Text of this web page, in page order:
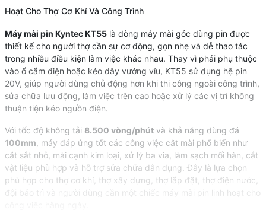
Hoạt Cho Thợ Cơ Khí Và Công Trình
Máy mài pin Kyntec KT55là dòng máy mài góc dùng pin được
thiết kế cho người thợ cần sự cơ động, gọn nhẹ và dễ thao tác
trong nhiều điều kiện làm việc khác nhau. Thay vì phải phụ thuộc
vào ổ cắm điện hoặc kéo dây vướng víu, KT55 sử dụng hệ pin
20V, giúp người dùng chủ động hơn khi thi công ngoài công trình,
sửa chữa lưu động, làm việc trên cao hoặc xử lý các vị trí không
thuận tiện kéo nguồn điện.
Với tốc độ không tải 8.500 vòng/phútvà khả năng dùng đá
100mm , máy đáp ứng tốt các công việc cắt mài phổ biến như
cắt sắt nhỏ, mài cạnh kim loại, xử lý ba via, làm sạch mối hàn, cắt
vật liệu phù hợp và hỗ trợ sửa chữa dân dụng. Đây là lựa chọn
phù hợp cho thợ cơ khí, thợ xây dựng, thợ lắp đặt, thợ điện nước,
đội bảo trì và người dùng cần một chiếc máy mài pin linh hoạt cho